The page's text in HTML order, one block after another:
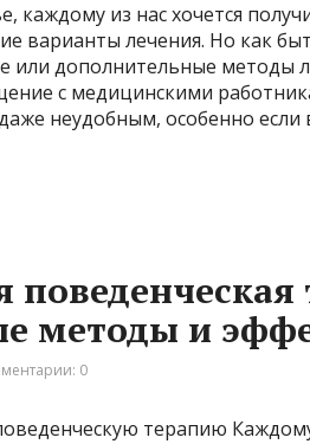
каждому из нас хочется
варианты лечения. Но как
или дополнительные методы
с медицинскими
неудобным, особенно если
поведенческая
методы и
0
терапию